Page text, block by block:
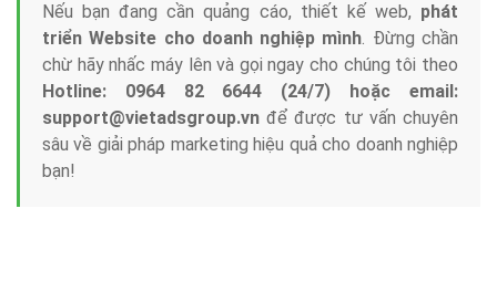
Nếu bạn đang cần quảng cáo, thiết kế web, phát
triển Website cho doanh nghiệp mình. Đừng chần
chừ hãy nhấc máy lên và gọi ngay cho chúng tôi theo
Hotline: 0964 82 6644 (24/7) hoặc email:
support@vietadsgroup.vn để được tư vấn chuyên
sâu về giải pháp marketing hiệu quả cho doanh nghiệp
bạn!